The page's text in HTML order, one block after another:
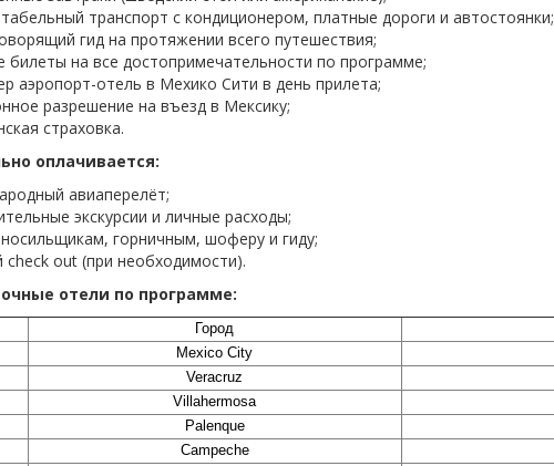
транспорт с кондиционером, платные дороги и автостоянки;
гид на протяжении всего путешествия;
билеты на все достопримечательности по программе;
аэропорт-отель в Мехико Сити в день прилета;
разрешение на въезд в Мексику;
страховка.
оплачивается:
авиаперелёт;
экскурсии и личные расходы;
горничным, шоферу и гиду;
check out (при необходимости).
отели по программе:
Город
Mexico City
Veracruz
Villahermosa
Palenque
Campeche